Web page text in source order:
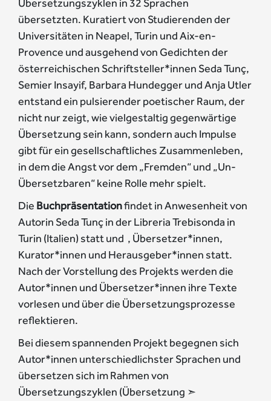
Übersetzungszyklen in 32 Sprachen
übersetzten. Kuratiert von Studierenden der
Universitäten in Neapel, Turin und Aix-en-
Provence und ausgehend von Gedichten der
österreichischen Schriftsteller*innen Seda Tunç,
Semier Insayif, Barbara Hundegger und Anja Utler
entstand ein pulsierender poetischer Raum, der
nicht nur zeigt, wie vielgestaltig gegenwärtige
Übersetzung sein kann, sondern auch Impulse
gibt für ein gesellschaftliches Zusammenleben,
in dem die Angst vor dem „Fremden“ und „Un-
Übersetzbaren“ keine Rolle mehr spielt.
Die Buchpräsentationfindet in Anwesenheit von
Autorin Seda Tunç in der Libreria Trebisonda in
Turin (Italien) statt und , Übersetzer*innen,
Kurator*innen und Herausgeber*innen statt.
Nach der Vorstellung des Projekts werden die
Autor*innen und Übersetzer*innen ihre Texte
vorlesen und über die Übersetzungsprozesse
reflektieren.
Bei diesem spannenden Projekt begegnen sich
Autor*innen unterschiedlichster Sprachen und
übersetzen sich im Rahmen von
Übersetzungszyklen (Übersetzung ➣